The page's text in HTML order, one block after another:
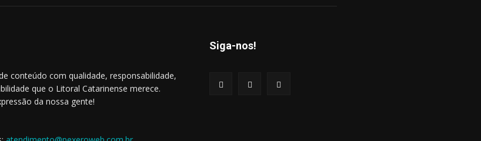
conteúdo com qualidade, responsabilidade,
que o Litoral Catarinense merece.
da nossa gente!
Siga-nos!